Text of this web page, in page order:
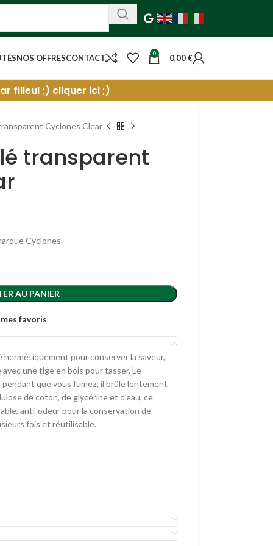
NOS OFFRESCONTACT 0 0,00€
filleul ;) cliquer ici ;)
Cyclones Clear
transparent
Cyclones
AU PANIER
favoris
pour conserver la saveur,
une tige en bois pour tasser. Le
que vous fumez; il brûle lentement
de coton, de glycérine et d’eau, ce
anti-odeur pour la conservation de
fois et réutilisable.
et réutilisable